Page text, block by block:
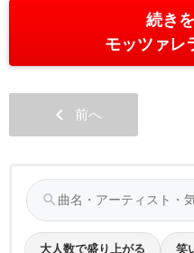
続き
モッツァレ
chevron_left 前へ
search
大人数で盛り上がる 笑